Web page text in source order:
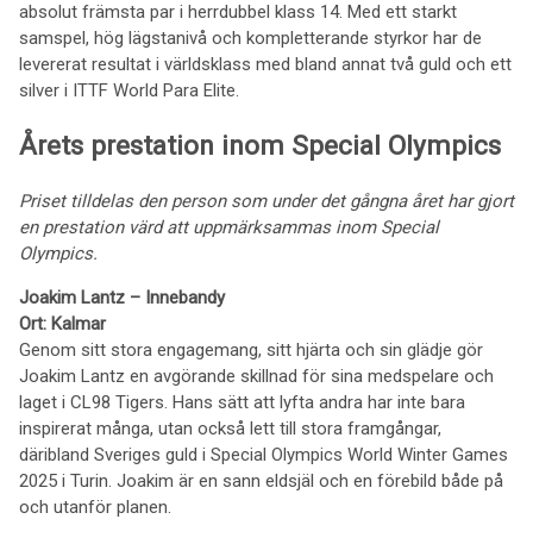
absolut främsta par i herrdubbel klass 14. Med ett starkt
samspel, hög lägstanivå och kompletterande styrkor har de
levererat resultat i världsklass med bland annat två guld och ett
silver i ITTF World Para Elite.
Årets prestation inom Special Olympics
Priset tilldelas den person som under det gångna året har gjort
en prestation värd att uppmärksammas inom Special
Olympics.
Joakim Lantz – Innebandy
Ort: Kalmar
Genom sitt stora engagemang, sitt hjärta och sin glädje gör
Joakim Lantz en avgörande skillnad för sina medspelare och
laget i CL98 Tigers. Hans sätt att lyfta andra har inte bara
inspirerat många, utan också lett till stora framgångar,
däribland Sveriges guld i Special Olympics World Winter Games
2025 i Turin. Joakim är en sann eldsjäl och en förebild både på
och utanför planen.